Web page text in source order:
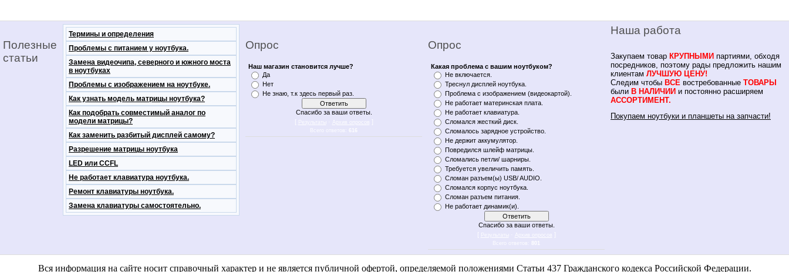
Полезные
статьи
Термины и определения
Проблемы с питанием у ноутбука.
Замена видеочипа, северного и южного моста
в ноутбуках
Проблемы с изображением на ноутбуке.
Как узнать модель матрицы ноутбука?
Как подобрать совместимый аналог по
модели матрицы?
Как заменить разбитый дисплей самому?
Разрешение матрицы ноутбука
LED или CCFL
Не работает клавиатура ноутбука.
Ремонт клавиатуры ноутбука.
Замена клавиатуры самостоятельно.
Опрос
Наш магазин становится лучше?
Да
Нет
Не знаю, т.к здесь первый раз.
Спасибо за ваши ответы.
616
Опрос
Какая проблема с вашим ноутбуком?
Не включается.
Треснул дисплей ноутбука.
Проблема с изображением (видеокартой).
Не работает материнская плата.
Не работает клавиатура.
Сломался жесткий диск.
Сломалось зарядное устройство.
Не держит аккумулятор.
Повредился шлейф матрицы.
Сломались петли/ шарниры.
Требуется увеличить память.
Сломан разъем(ы) USB/ AUDIO.
Сломался корпус ноутбука.
Сломан разъем питания.
Не работает динамик(и).
Спасибо за ваши ответы.
801
Наша работа
Закупаем товар КРУПНЫМИ партиями, обходя
посредников, поэтому рады предложить нашим
клиентам ЛУЧШУЮ ЦЕНУ!
Следим чтобы ВСЕ востребованные ТОВАРЫ
были В НАЛИЧИИ и постоянно расширяем
АССОРТИМЕНТ.
Покупаем ноутбуки и планшеты на запчасти!
Вся информация на сайте носит справочный характер и не является публичной офертой, определяемой положениями Статьи 437 Гражданского кодекса Российской Федерации.